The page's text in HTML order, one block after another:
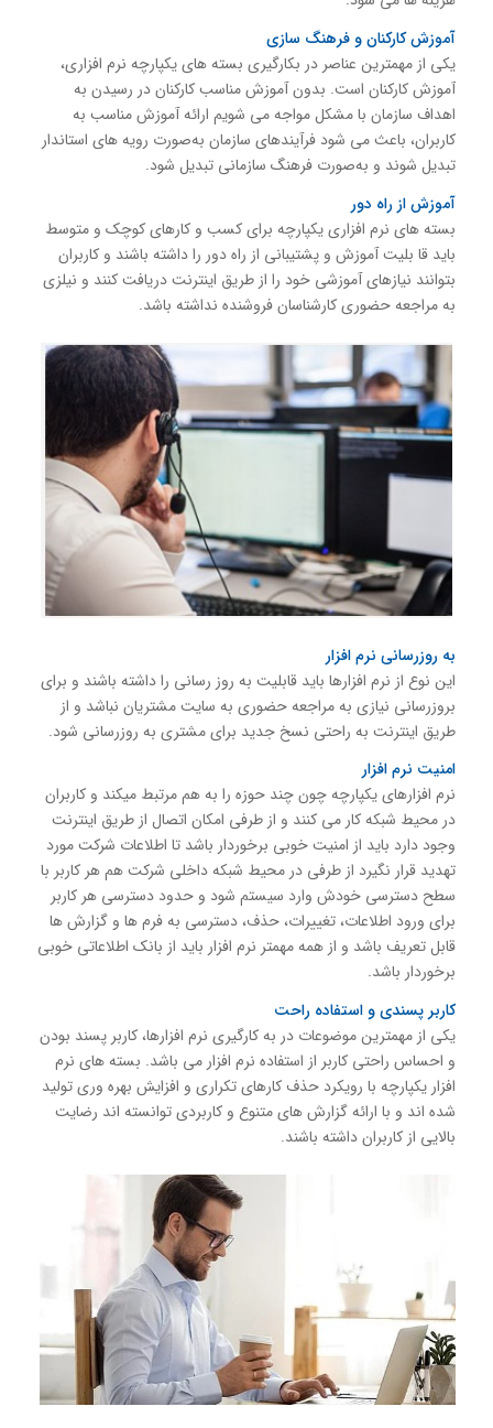
آموزش کارکنان و فرهنگ سازی
یکی از مهمترین عناصر در بکارگیری بسته های یکپارچه نرم افزاری،
آموزش کارکنان است. بدون آموزش مناسب کارکنان در رسیدن به
اهداف سازمان با مشکل مواجه می شویم ارائه آموزش مناسب به
کاربران، باعث می شود فرآیندهای سازمان به‌صورت رویه های استاندار
تبدیل شوند و به‌صورت فرهنگ سازمانی تبدیل شود.
آموزش از راه دور
بسته های نرم افزاری یکپارچه برای کسب و کارهای کوچک و متوسط
باید قا بلیت آموزش و پشتیبانی از راه دور را داشته باشند و کاربران
بتوانند نیازهای آموزشی خود را از طریق اینترنت دریافت کنند و نیلزی
به مراجعه حضوری کارشناسان فروشنده نداشته باشد.
به روزرسانی نرم افزار
این نوع از نرم افزارها باید قابلیت به روز رسانی را داشته باشند و برای
بروزرسانی نیازی به مراجعه حضوری به سایت مشتریان نباشد و از
طریق اینترنت به راحتی نسخ جدید برای مشتری به روزرسانی شود.
امنیت نرم افزار
نرم افزارهای یکپارچه چون چند حوزه را به هم مرتبط میکند و کاربران
در محیط شبکه کار می کنند و از طرفی امکان اتصال از طریق اینترنت
وجود دارد باید از امنیت خوبی برخوردار باشد تا اطلاعات شرکت مورد
تهدید قرار نگیرد از طرفی در محیط شبکه داخلی شرکت هم هر کاربر با
سطح دسترسی خودش وارد سیستم شود و حدود دسترسی هر کاربر
برای ورود اطلاعات، تغییرات، حذف، دسترسی به فرم ها و گزارش ها
قابل تعریف باشد و از همه مهمتر نرم افزار باید از بانک اطلاعاتی خوبی
برخوردار باشد.
کاربر پسندی و استفاده راحت
یکی از مهمترین موضوعات در به کارگیری نرم افزارها، کاربر پسند بودن
و احساس راحتی کاربر از استفاده نرم افزار می باشد. بسته های نرم
افزار یکپارچه با رویکرد حذف کارهای تکراری و افزایش بهره وری تولید
شده اند و با ارائه گزارش های متنوع و کاربردی توانسته اند رضایت
بالایی از کاربران داشته باشند.